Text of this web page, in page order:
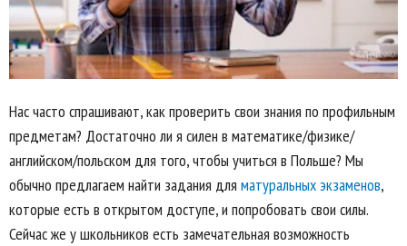
Нас часто спрашивают, как проверить свои знания по профильным
предметам? Достаточно ли я силен в математике/физике/
английском/польском для того, чтобы учиться в Польше? Мы
обычно предлагаем найти задания для матуральных экзаменов,
которые есть в открытом доступе, и попробовать свои силы.
Сейчас же у школьников есть замечательная возможность